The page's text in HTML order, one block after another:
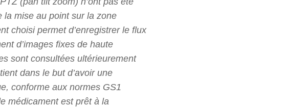
la mise au point sur la zone
choisi permet d’enregistrer le flux
d’images fixes de haute
sont consultées ultérieurement
dans le but d’avoir une
conforme aux normes GS1
médicament est prêt à la